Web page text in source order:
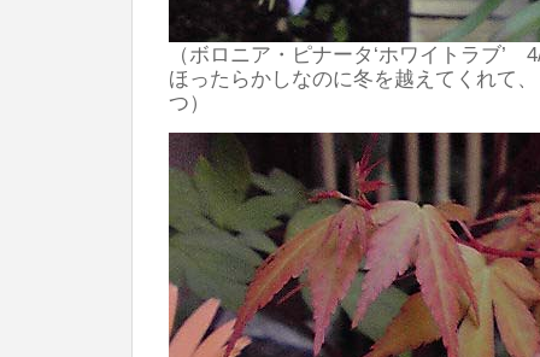
（ボロニア・ピナータ‘ホワイトラブ’
ほったらかしなのに冬を越えてくれて
つ）